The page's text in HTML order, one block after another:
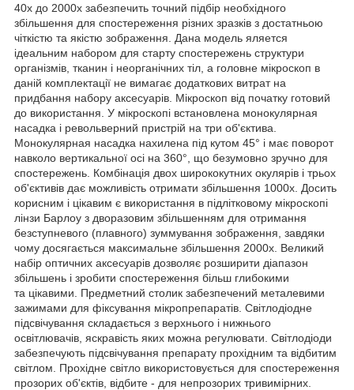
40х до 2000х забезпечить точний підбір необхідного
збільшення для спостереження різних зразків з достатньою
чіткістю та якістю зображення. Дана модель яляется
ідеальним набором для старту спостережень структури
організмів, тканин і неорганічних тіл, а головне мікроскоп в
даній комплектації не вимагає додаткових витрат на
придбання набору аксесуарів. Мікроскоп від початку готовий
до використання. У мікроскопі встановлена ​​монокулярная
насадка і револьверний пристрій на три об'єктива.
Монокулярная насадка нахилена під кутом 45° і має поворот
навколо вертикальної осі на 360°, що безумовно зручно для
спостережень. Комбінація двох ширококутних окулярів і трьох
об'єктивів дає можливість отримати збільшення 1000х. Досить
корисним і цікавим є використання в підлітковому мікроскопі
лінзи Барлоу з дворазовим збільшенням для отримання
безступневого (плавного) зуммування зображення, завдяки
чому досягається максимальне збільшення 2000х. Великий
набір оптичних аксесуарів дозволяє розширити діапазон
збільшень і зробити спостереження більш глибокими
та цікавими. Предметний столик забезпечений металевими
зажимами для фіксування мікропрепаратів. Світлодіодне
підсвічування складається з верхнього і нижнього
освітлювачів, яскравість яких можна регулювати. Світлодіоди
забезпечують підсвічування препарату прохідним та відбитим
світлом. Прохідне світло використовується для спостереження
прозорих об'єктів, відбите - для непрозорих тривимірних.